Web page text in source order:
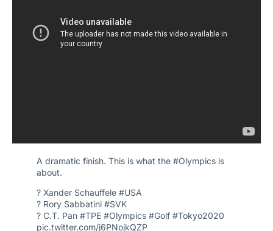
A dramatic finish. This is what the #Olympics is
about.
? Xander Schauffele #USA
? Rory Sabbatini #SVK
? C.T. Pan #TPE #Olympics #Golf #Tokyo2020
pic.twitter.com/j6PNojkQZP